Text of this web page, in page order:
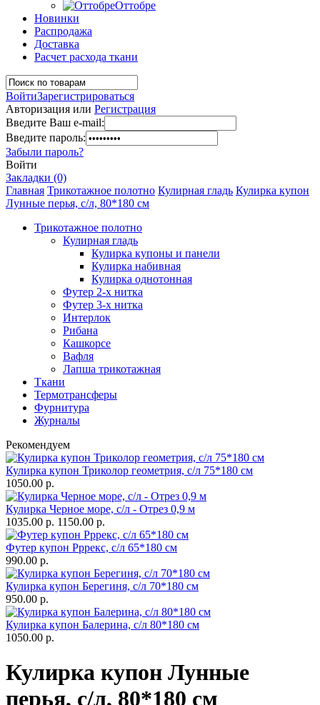
Оттобре
Новинки
Распродажа
Доставка
Расчет расхода ткани
ВойтиЗарегистрироваться
Авторизация или Регистрация
Введите Ваш e-mail:
Введите пароль:
Забыли пароль?
Войти
Закладки (0)
Главная Трикотажное полотно Кулирная гладь Кулирка купон
Лунные перья, с/л, 80*180 см
Трикотажное полотно
Кулирная гладь
Кулирка купоны и панели
Кулирка набивная
Кулирка однотонная
Футер 2-х нитка
Футер 3-х нитка
Интерлок
Рибана
Кашкорсе
Вафля
Лапша трикотажная
Ткани
Термотрансферы
Фурнитура
Журналы
Рекомендуем
Кулирка купон Триколор геометрия, с/л 75*180 см
1050.00 р.
Кулирка Черное море, с/л - Отрез 0,9 м
1035.00 р. 1150.00 р.
Футер купон Рррекс, с/л 65*180 см
990.00 р.
Кулирка купон Берегиня, с/л 70*180 см
950.00 р.
Кулирка купон Балерина, с/л 80*180 см
1050.00 р.
Кулирка купон Лунные
перья, с/л, 80*180 см